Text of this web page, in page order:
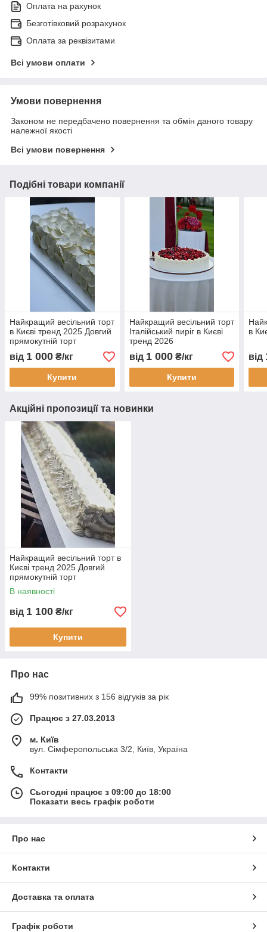
Оплата на рахунок
Безготівковий розрахунок
Оплата за реквізитами
Всі умови оплати
Умови повернення
Законом не передбачено повернення та обмін даного товару
належної якості
Всі умови повернення
Подібні товари компанії
Найкращий весільний торт
в Києві тренд 2025 Довгий
прямокутній торт
від 1 000 ₴/кг
Купити
Найкращий весільний торт
Італійський пиріг в Києві
тренд 2026
від 1 000₴/кг
Купити
в
від
Акційні пропозиції та новинки
Найкращий весільний торт в
Києві тренд 2025 Довгий
прямокутній торт
В наявності
від 1 100 ₴/кг
Купити
Про нас
99% позитивних з 156 відгуків за рік
Працює з 27.03.2013
м. Київ
вул. Сімферопольська 3/2, Київ, Україна
Контакти
Сьогодні працює з 09:00 до 18:00
Показати весь графік роботи
Про нас
Контакти
Доставка та оплата
Графік роботи